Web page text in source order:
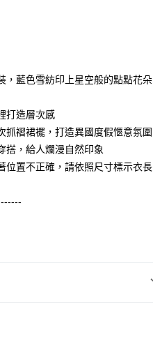
第一商業銀行
兆豐國際商業銀行
台中商業銀行
華泰商業銀行
遠東國際商業銀行
後才付款」的支付方式。 讓您購物簡單
再付款。
後付」後，將跳轉至「AFTEE先享後
認金額後，即可完成結帳。
上)免運費
，藍色雪紡印上星空般的點點花朵
打造層次感
抓褶裙襬，打造異國度假愜意氛圍
搭，給人爛漫自然印象
位置不正確，請依照尺寸標示衣長